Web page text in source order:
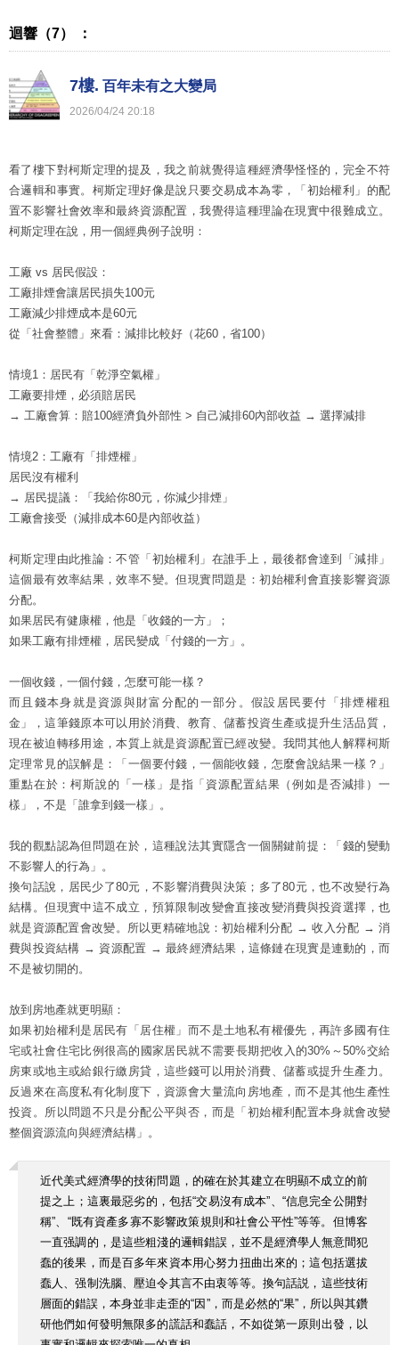
迴響（7） ：
7樓. 百年未有之大變局
2026/04/24 20:18
看了樓下對柯斯定理的提及，我之前就覺得這種經濟學怪怪的，完全不符
合邏輯和事實。柯斯定理好像是說只要交易成本為零，「初始權利」的配
置不影響社會效率和最終資源配置，我覺得這種理論在現實中很難成立。
柯斯定理在說，用一個經典例子說明：
工廠 vs 居民假設：
工廠排煙會讓居民損失100元
工廠減少排煙成本是60元
從「社會整體」來看：減排比較好（花60，省100）
情境1：居民有「乾淨空氣權」
工廠要排煙，必須賠居民
→ 工廠會算：賠100經濟負外部性 > 自己減排60內部收益 → 選擇減排
情境2：工廠有「排煙權」
居民沒有權利
→ 居民提議：「我給你80元，你減少排煙」
工廠會接受（減排成本60是內部收益）
柯斯定理由此推論：不管「初始權利」在誰手上，最後都會達到「減排」
這個最有效率結果，效率不變。但現實問題是：初始權利會直接影響資源
分配。
如果居民有健康權，他是「收錢的一方」；
如果工廠有排煙權，居民變成「付錢的一方」。
一個收錢，一個付錢，怎麼可能一樣？
而且錢本身就是資源與財富分配的一部分。假設居民要付「排煙權租
金」，這筆錢原本可以用於消費、教育、儲蓄投資生產或提升生活品質，
現在被迫轉移用途，本質上就是資源配置已經改變。我問其他人解釋柯斯
定理常見的誤解是：「一個要付錢，一個能收錢，怎麼會說結果一樣？」
重點在於：柯斯說的「一樣」是指「資源配置結果（例如是否減排）一
樣」，不是「誰拿到錢一樣」。
我的觀點認為但問題在於，這種說法其實隱含一個關鍵前提：「錢的變動
不影響人的行為」。
換句話說，居民少了80元，不影響消費與決策；多了80元，也不改變行為
結構。但現實中這不成立，預算限制改變會直接改變消費與投資選擇，也
就是資源配置會改變。所以更精確地說：初始權利分配 → 收入分配 → 消
費與投資結構 → 資源配置 → 最終經濟結果，這條鏈在現實是連動的，而
不是被切開的。
放到房地產就更明顯：
如果初始權利是居民有「居住權」而不是土地私有權優先，再許多國有住
宅或社會住宅比例很高的國家居民就不需要長期把收入的30%～50%交給
房東或地主或給銀行繳房貸，這些錢可以用於消費、儲蓄或提升生產力。
反過來在高度私有化制度下，資源會大量流向房地產，而不是其他生產性
投資。所以問題不只是分配公平與否，而是「初始權利配置本身就會改變
整個資源流向與經濟結構」。
近代美式經濟學的技術問題，的確在於其建立在明顯不成立的前
提之上；這裏最惡劣的，包括“交易沒有成本”、“信息完全公開對
稱”、“既有資產多寡不影響政策規則和社會公平性”等等。但博客
一直强調的，是這些粗淺的邏輯錯誤，並不是經濟學人無意間犯
蠢的後果，而是百多年來資本用心努力扭曲出來的；這包括選拔
蠢人、强制洗腦、壓迫令其言不由衷等等。換句話説，這些技術
層面的錯誤，本身並非走歪的“因”，而是必然的“果”，所以與其鑽
研他們如何發明無限多的謊話和蠢話，不如從第一原則出發，以